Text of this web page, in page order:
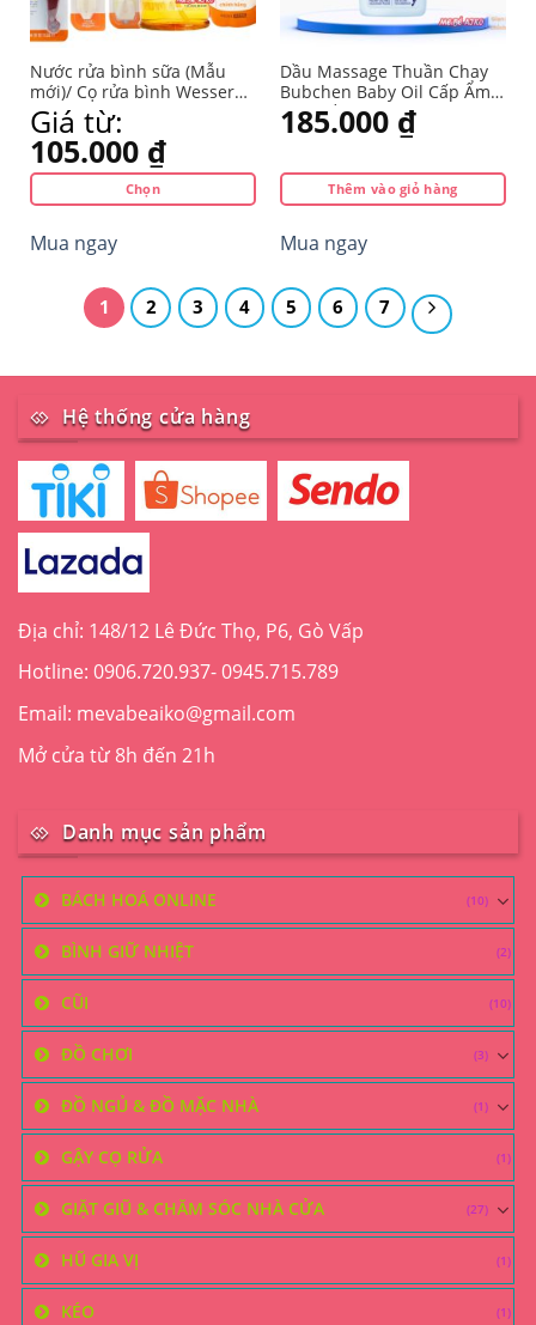
được
chọn
trên
trang
sản
phẩm
Nước rửa bình sữa (Mẫu
mới)/ Cọ rửa bình Wesser
Dạng Chai/Túi 500ml An
toàn cho bé MEVABEAIKO
Giá từ:
105.000 ₫
Chọn
phẩm
tùy
chọn
có
thể
được
chọn
trên
trang
sản
phẩm
Mua ngay
Dầu Massage Thuần Chay
Bubchen Baby Oil Cấp Ẩm
Làm Mềm Da An Toàn Cho
Bé 200ml (Từ sơ sinh)
185.000 ₫
Thêm vào giỏ hàng
Mua ngay
1 2 3 4 5 6 7
Hệ thống cửa hàng
Địa chỉ: 148/12 Lê Đức Thọ, P6, Gò Vấp
Hotline: 0906.720.937- 0945.715.789
Email: mevabeaiko@gmail.com
Mở cửa từ 8h đến 21h
Danh mục sản phẩm
BÁCH HOÁ ONLINE (10)
BÌNH GIỮ NHIỆT (2)
CŨI (10)
ĐỒ CHƠI (3)
ĐỒ NGỦ & ĐỒ MẶC NHÀ (1)
GẬY CỌ RỬA (1)
GIẶT GIŨ & CHĂM SÓC NHÀ CỬA (27)
HŨ GIA VỊ (1)
KÉO (1)